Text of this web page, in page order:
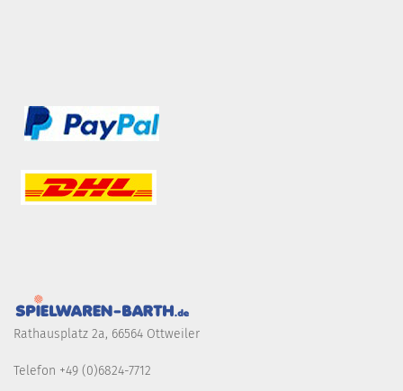
Rathausplatz 2a, 66564 Ottweiler
Telefon +49 (0)6824-7712